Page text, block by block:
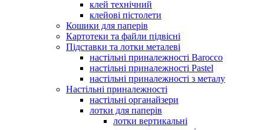
клей технічний
клейові пістолети
Кошики для паперів
Картотеки та файли підвісні
Підставки та лотки металеві
настільні приналежності Barocco
настільні приналежності Pastel
настільні приналежності з металу
Настільні приналежності
настільні органайзери
лотки для паперів
лотки вертикальні